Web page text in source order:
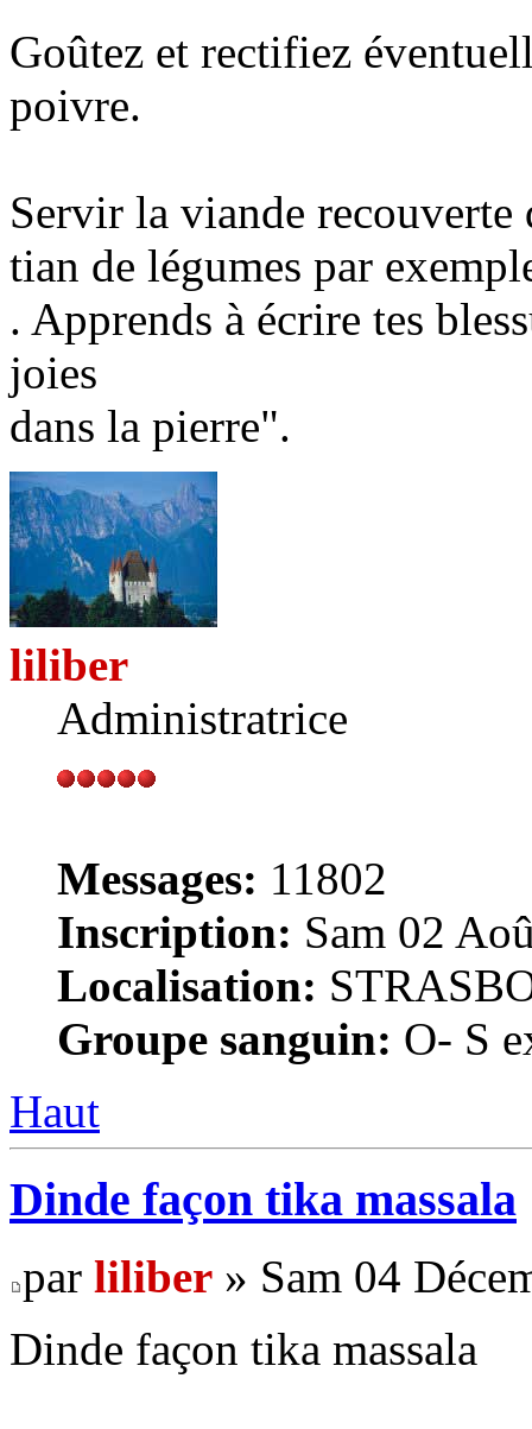
Goûtez et rectifiez
poivre.
Servir la viande recouverte
tian de légumes par
. Apprends à écrire tes
joies
dans la pierre".
liliber
Administratrice
Messages: 11802
Inscription: Sam 02
Localisation:
Groupe sanguin: O- S
Haut
Dinde façon tika massala
par liliber » Sam 04
Dinde façon tika massala